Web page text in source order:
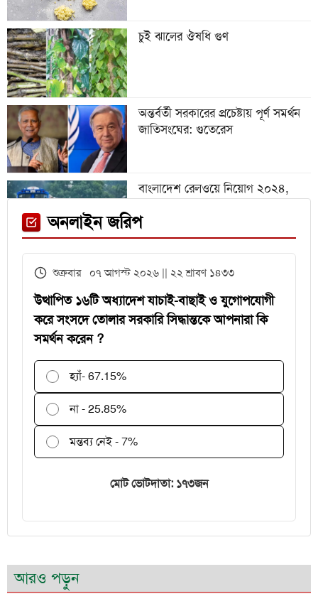
বিশ্বকাপে রোনালদিনহোকে ছাড়িয়ে
ফেনী স্টেশনে মেঘনা ট্রেনের ইঞ্জিন
বিকল, আড়াই ঘণ্টা আটকা ৮০০ যাত্রী
চুই ঝালের ঔষধি গুণ
অন্তর্বর্তী সরকারের প্রচেষ্টায় পূর্ণ সমর্থন
জাতিসংঘের: গুতেরেস
বাংলাদেশ রেলওয়ে নিয়োগ ২০২৪,
পরীক্ষকদের জন্য সময় বাড়ল ২ দিন
অনলাইন জরিপ
শুক্রবার ০৭ আগস্ট ২০২৬ || ২২ শ্রাবণ ১৪৩৩
উত্থাপিত ১৬টি অধ্যাদেশ যাচাই-বাছাই ও যুগোপযোগী
করে সংসদে তোলার সরকারি সিদ্ধান্তকে আপনারা কি
সমর্থন করেন ?
হ্যাঁ- 67.15%
না - 25.85%
মন্তব্য নেই - 7%
মোট ভোটদাতা: ১৭৩জন
আরও পড়ুন